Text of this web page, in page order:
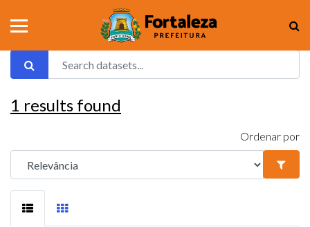
1 results found
Ordenar por